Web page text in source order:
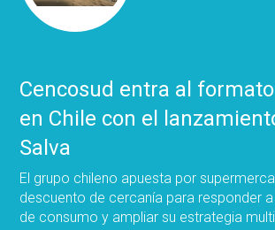
Cencosud entra al
en Chile con el
Salva
El grupo chileno apuesta por
descuento de cercanía para responder
de consumo y ampliar su estrategia